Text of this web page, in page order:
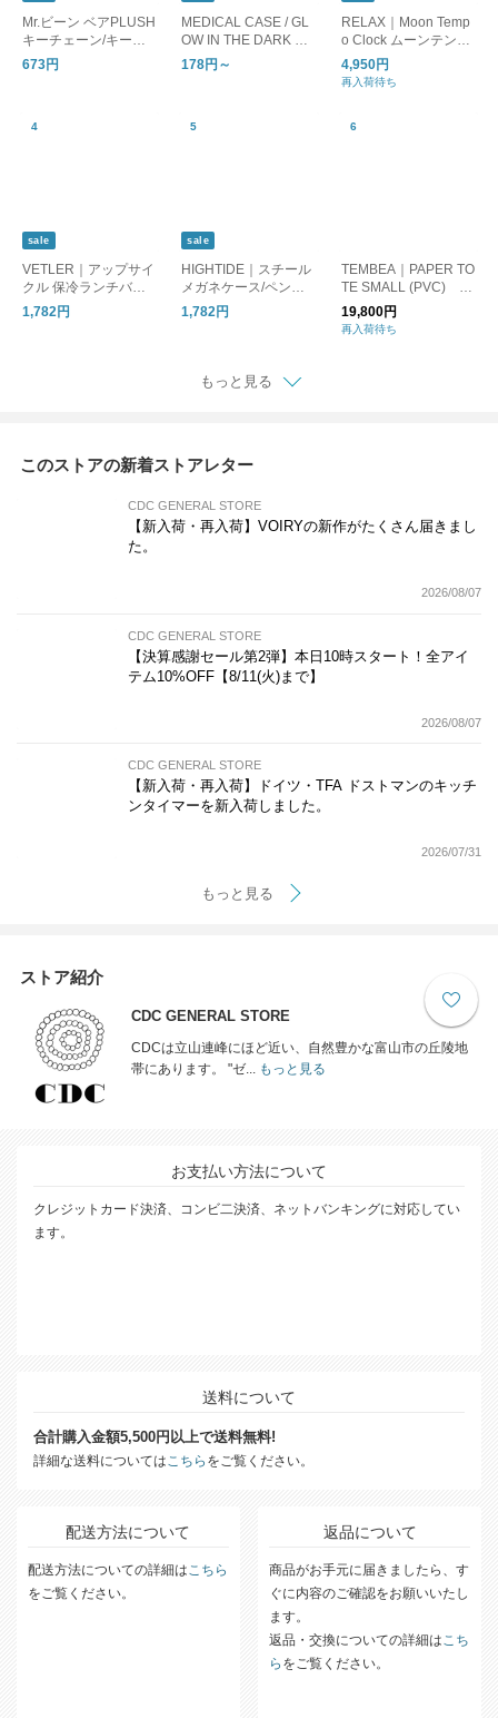
Mr.ビーン ベアPLUSH
キーチェーン/キーホ
ルダー
673円
MEDICAL CASE / GL
OW IN THE DARK ピ
ルケース 蓄光
178円～
RELAX｜Moon Temp
o Clock ムーンテンポ
クロック/置時計 目覚
まし時計
4,950円
再入荷待ち
sale
VETLER｜アップサイ
クル 保冷ランチバッ
グ/保冷バッグ
1,782円
sale
HIGHTIDE｜スチール
メガネケース/ペンケ
ース
1,782円
TEMBEA｜PAPER TO
TE SMALL (PVC) D
OG-1/トートバッグ 犬
19,800円
再入荷待ち
もっと見る
このストアの新着ストアレター
CDC GENERAL STORE
【新入荷・再入荷】VOIRYの新作がたくさん届きまし
た。
2026/08/07
CDC GENERAL STORE
【決算感謝セール第2弾】本日10時スタート！全アイ
テム10%OFF【8/11(火)まで】
2026/08/07
CDC GENERAL STORE
【新入荷・再入荷】ドイツ・TFA ドストマンのキッチ
ンタイマーを新入荷しました。
2026/07/31
もっと見る
ストア紹介
CDC GENERAL STORE
CDCは立山連峰にほど近い、自然豊かな富山市の丘陵地
帯にあります。 "ゼ...もっと見る
お支払い方法について
クレジットカード決済、コンビ二決済、ネットバンキングに対応してい
ます。
送料について
配送方法について 返品について
商品がお手元に届きましたら、す
ぐに内容のご確認をお願いいたし
ます。